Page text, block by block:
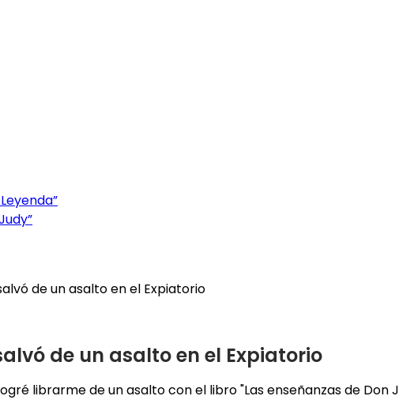
de un asalto en el Expiatorio
de un asalto en el Expiatorio
librarme de un asalto con el libro "Las enseñanzas de